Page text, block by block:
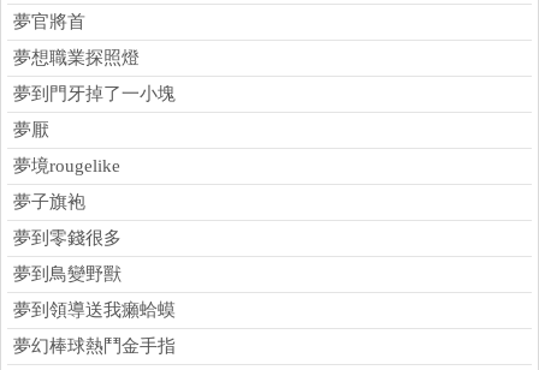
夢官將首
夢想職業探照燈
夢到門牙掉了一小塊
夢厭
夢境rougelike
夢子旗袍
夢到零錢很多
夢到鳥變野獸
夢到領導送我癩蛤蟆
夢幻棒球熱鬥金手指